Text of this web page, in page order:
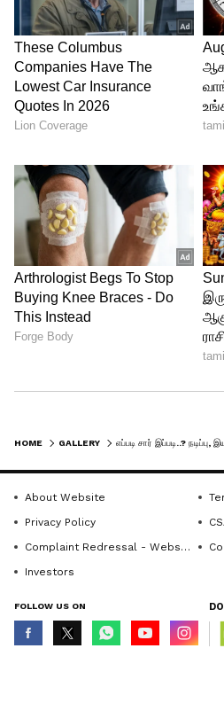
உடன் Whatsapp
பெறுவதற்கு கீழே
இருக்கும் லிங்குடன்
இருக்கவும்.
HOME GALLERY
About Website
Privacy Policy
Complaint Redressal - Website
Investors
FOLLOW US ON